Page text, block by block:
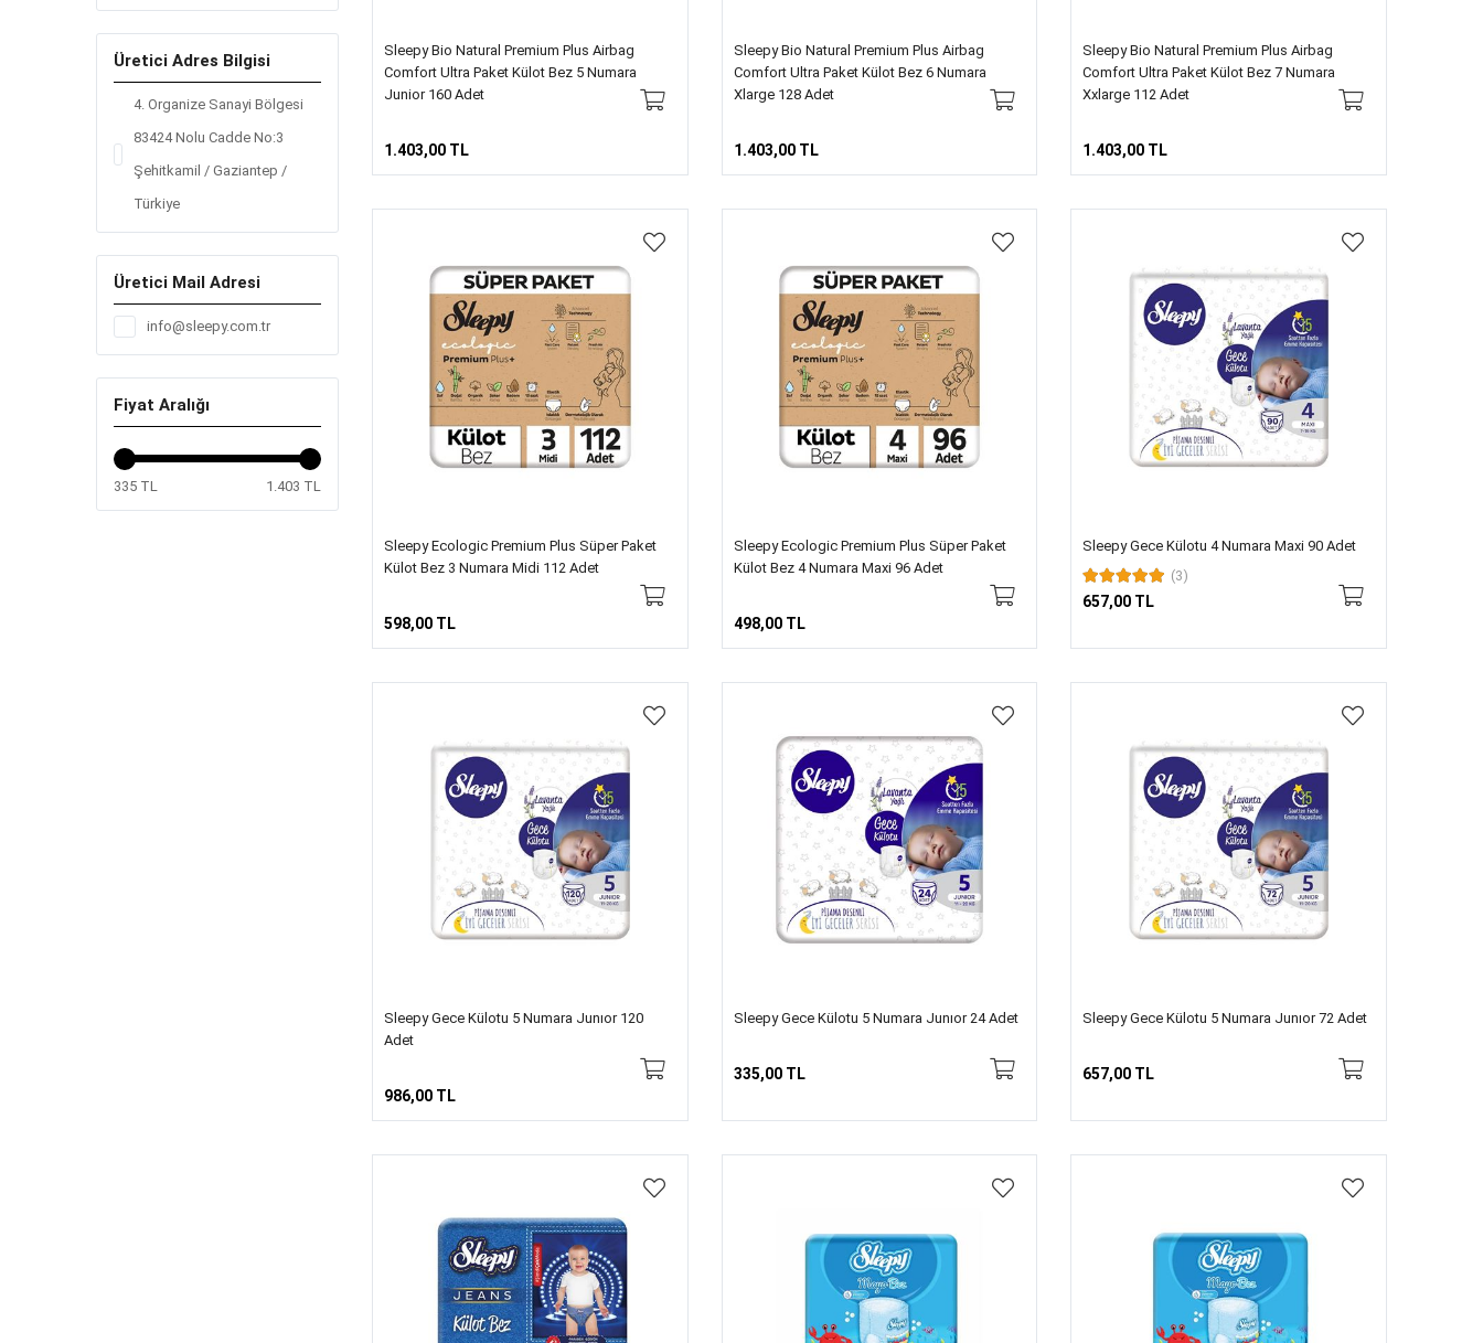
Üretici Adres Bilgisi
4. Organize Sanayi Bölgesi
83424 Nolu Cadde No:3
Şehitkamil / Gaziantep /
Türkiye
Üretici Mail Adresi
info@sleepy.com.tr
Fiyat Aralığı
335 TL 1.403 TL
Sleepy Bio Natural Premium Plus Airbag
Comfort Ultra Paket Külot Bez 5 Numara
Junior 160 Adet
1.403,00 TL
Sleepy Bio Natural Premium Plus Airbag
Comfort Ultra Paket Külot Bez 6 Numara
Xlarge 128 Adet
1.403,00 TL
Sleepy Bio Natural Premium Plus Airbag
Comfort Ultra Paket Külot Bez 7 Numara
Xxlarge 112 Adet
1.403,00 TL
Sleepy Ecologic Premium Plus Süper Paket
Külot Bez 3 Numara Midi 112 Adet
598,00 TL
Sleepy Ecologic Premium Plus Süper Paket
Külot Bez 4 Numara Maxi 96 Adet
498,00 TL
Sleepy Gece Külotu 4 Numara Maxi 90 Adet
(3)
657,00 TL
Sleepy Gece Külotu 5 Numara Junıor 120
Adet
986,00 TL
Sleepy Gece Külotu 5 Numara Junıor 24 Adet
335,00 TL
Sleepy Gece Külotu 5 Numara Junıor 72 Adet
657,00 TL